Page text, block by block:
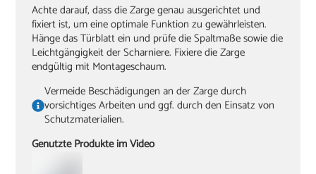
Achte darauf, dass die Zarge genau ausgerichtet und
fixiert ist, um eine optimale Funktion zu gewährleisten.
Hänge das Türblatt ein und prüfe die Spaltmaße sowie die
Leichtgängigkeit der Scharniere. Fixiere die Zarge
endgültig mit Montageschaum.
Vermeide Beschädigungen an der Zarge durch
vorsichtiges Arbeiten und ggf. durch den Einsatz von
Schutzmaterialien.
Genutzte Produkte im Video